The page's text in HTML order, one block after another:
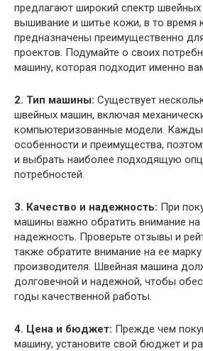
предлагают широкий спектр швейных
вышивание и шитье кожи, в то время
предназначены преимущественно
проектов. Подумайте о своих
машину, которая подходит именно
2. Тип машины: Существует
швейных машин, включая
компьютеризованные модели.
особенности и преимущества,
и выбрать наиболее подходящую
потребностей.
3. Качество и надежность: При
машины важно обратить внимание на
надежность. Проверьте отзывы и
также обратите внимание на ее
производителя. Швейная машина
долговечной и надежной, чтобы
годы качественной работы.
4. Цена и бюджет: Прежде чем
машину, установите свой бюджет и